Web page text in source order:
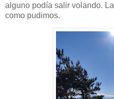
alguno podía salir volando.
como pudimos.